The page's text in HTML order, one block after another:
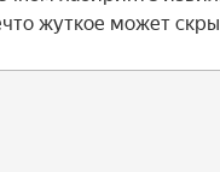
жуткое может